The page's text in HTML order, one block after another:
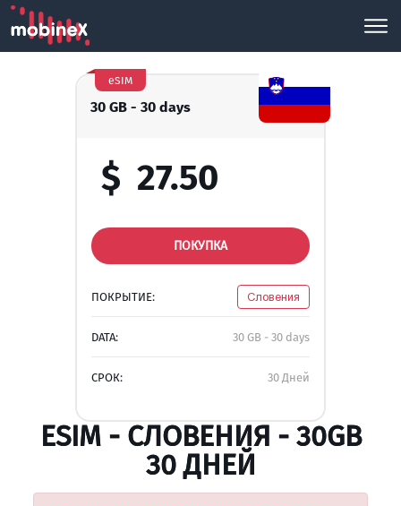
30 GB - 30 days
eSIM
$ 27.50
ПОКУПКА
ПОКРЫТИЕ: Словения
DATA: 30 GB - 30 days
СРОК: 30 Дней
ESIM - СЛОВЕНИЯ - 30GB
30 ДНЕЙ